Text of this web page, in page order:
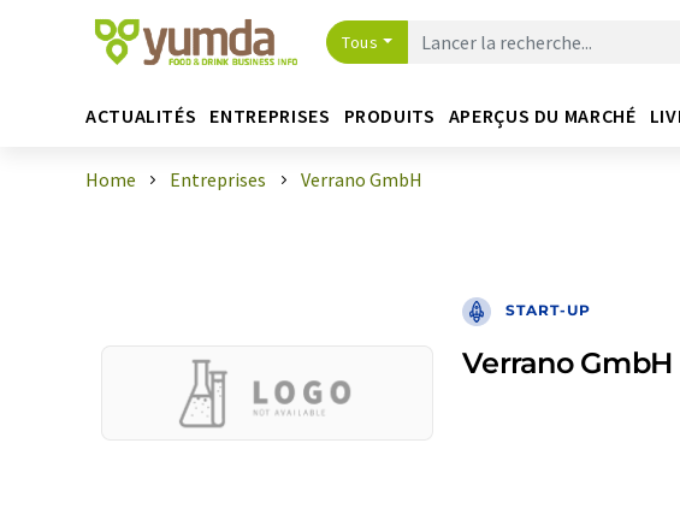
Tous
ACTUALITÉS ENTREPRISES PRODUITS APERÇUS DU MARCHÉ
Home Entreprises Verrano GmbH
START-UP
Verrano GmbH